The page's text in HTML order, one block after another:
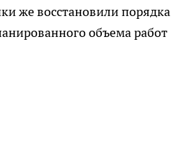
же восстановили порядка
объема работ